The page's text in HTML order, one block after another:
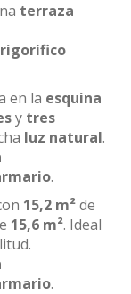
terraza
en la esquina
y tres
luz natural.
.
15,2 m²de
15,6 m². Ideal
.